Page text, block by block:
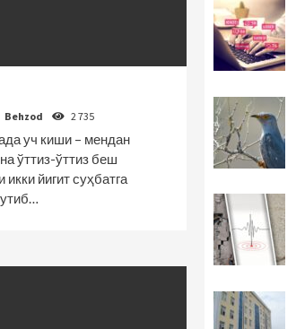
Behzod 2 735
уч киши – мендан
ўттиз-ўттиз беш
йигит суҳбатга